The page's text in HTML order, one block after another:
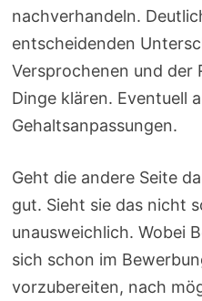
nachverhandeln.
entscheidenden
Versprochenen und der
Dinge klären. Eventuell
Gehaltsanpassungen.
Geht die andere Seite
gut. Sieht sie das nicht
unausweichlich. Wobei
sich schon im
vorzubereiten, nach